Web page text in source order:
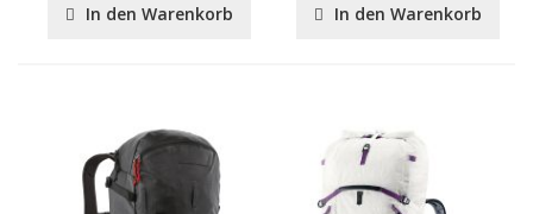
In den Warenkorb In den Warenkorb